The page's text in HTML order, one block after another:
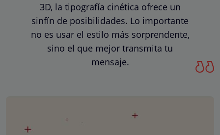
3D, la tipografía cinética ofrece un
sinfín de posibilidades. Lo importante
no es usar el estilo más sorprendente,
sino el que mejor transmita tu
mensaje.